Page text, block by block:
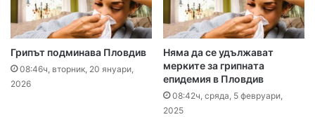
Грипът подминава Пловдив
08:46ч, вторник, 20 януари,
2026
Няма да се удължават
мерките за грипната
епидемия в Пловдив
08:42ч, сряда, 5 февруари,
2025